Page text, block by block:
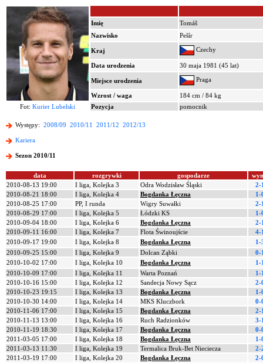
Imię
Tomáš
Nazwisko
Pešír
Kraj Czechy
Data urodzenia 30 maja 1981 (45 lat)
Miejsce urodzenia Praga
Wzrost / waga
184 cm / 84 kg
Fot: Kurier Lubelski Pozycja pomocnik
Występy: 2008/09 2010/11 2011/12 2012/13
Kariera
Sezon 2010/11
data rozgrywki gospodarze
2010-08-13 19:00
I liga, Kolejka 3 Odra Wodzisław Śląski
2-
2010-08-21 18:00
I liga, Kolejka 4 Bogdanka Łęczna
1-
2010-08-25 17:00
PP, I runda Wigry Suwałki
2-
2010-08-29 17:00
I liga, Kolejka 5 Łódzki KS
1-
2010-09-04 18:00
I liga, Kolejka 6 Bogdanka Łęczna
2-
2010-09-11 16:00
I liga, Kolejka 7 Flota Świnoujście
4-
2010-09-17 19:00
I liga, Kolejka 8 Bogdanka Łęczna
1-
2010-09-25 15:00
I liga, Kolejka 9 Dolcan Ząbki
0-
2010-10-02 17:00
I liga, Kolejka 10 Bogdanka Łęczna
1-
2010-10-09 17:00
I liga, Kolejka 11 Warta Poznań
1-
2010-10-16 15:00
I liga, Kolejka 12 Sandecja Nowy Sącz
2-
2010-10-23 19:15
I liga, Kolejka 13 Bogdanka Łęczna
1-
2010-10-30 14:00
I liga, Kolejka 14 MKS Kluczbork
0-
2010-11-06 17:00
I liga, Kolejka 15 Bogdanka Łęczna
2-
2010-11-13 13:00
I liga, Kolejka 16 Ruch Radzionków
3-
2010-11-19 18:30
I liga, Kolejka 17 Bogdanka Łęczna
0-
2011-03-05 17:00
I liga, Kolejka 18 Bogdanka Łęczna
1-
2011-03-13 11:30
I liga, Kolejka 19 Termalica Bruk-Bet Nieciecza
2-
2011-03-19 17:00
I liga, Kolejka 20 Bogdanka Łęczna
2-